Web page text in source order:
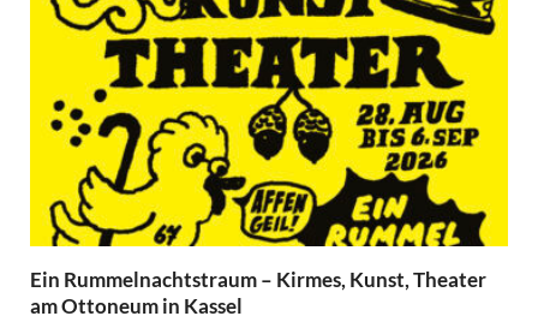
Ein Rummelnachtstraum – Kirmes, Kunst, Theater
am Ottoneum in Kassel